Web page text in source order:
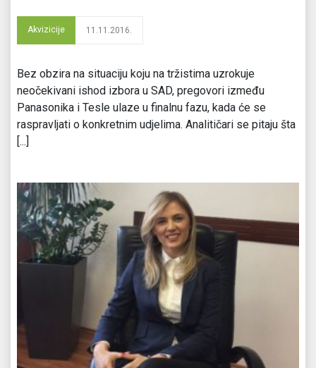
Akvizicije 11.11.2016.
Bez obzira na situaciju koju na tržistima uzrokuje
neočekivani ishod izbora u SAD, pregovori između
Panasonika i Tesle ulaze u finalnu fazu, kada će se
raspravljati o konkretnim udjelima. Analitičari se pitaju šta
[...]